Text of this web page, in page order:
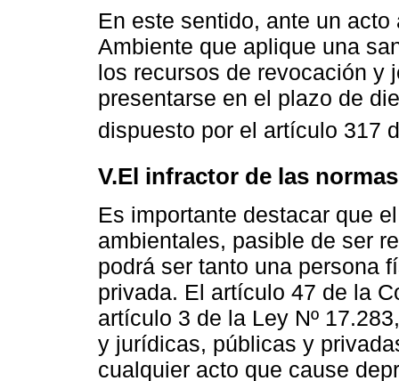
En este sentido, ante un
Ambiente que aplique una
los recursos de revocación y
presentarse en el plazo de
dispuesto por el artículo 317
V.El infractor de las
Es importante destacar que
ambientales, pasible de ser
podrá ser tanto una persona
privada. El artículo 47 de la
artículo 3 de la Ley Nº
y jurídicas, públicas y
cualquier acto que cause